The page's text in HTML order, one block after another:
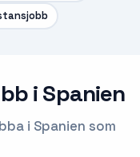
iSpanien
i Spanien som